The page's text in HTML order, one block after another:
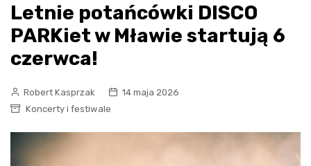
Letnie potańcówki DISCO
PARKiet w Mławie startują 6
czerwca!
Robert Kasprzak
14 maja 2026
Koncerty i festiwale